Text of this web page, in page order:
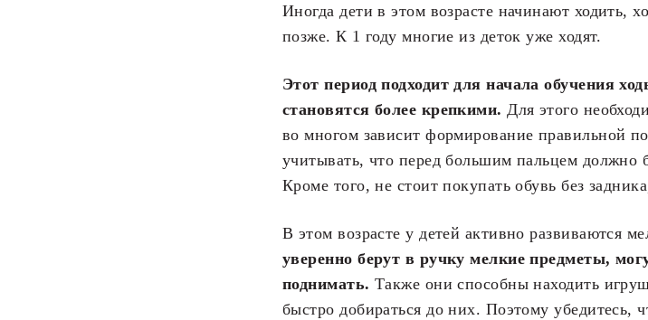
Иногда дети в этом возрасте начинают ходить,
позже. К 1 году многие из деток уже ходят.
Этот период подходит для начала обучения
становятся более крепкими. Для этого
во многом зависит формирование правильной
учитывать, что перед большим пальцем должно
Кроме того, не стоит покупать обувь без
В этом возрасте у детей активно развиваются
уверенно берут в ручку мелкие предметы,
поднимать. Также они способны находить
быстро добираться до них. Поэтому убедитесь,